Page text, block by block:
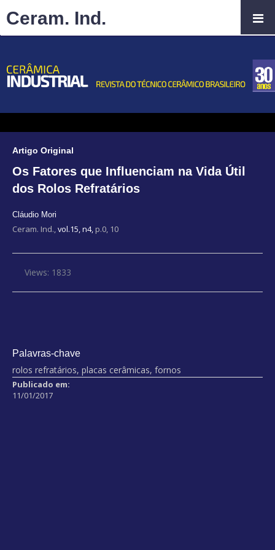
Artigo Original
Os Fatores que Influenciam na Vida Útil
dos Rolos Refratários
Cláudio Mori
Ceram. Ind.,vol.15, n4, p.0, 10
Views: 1833
Palavras-chave
rolos refratários, placas cerâmicas, fornos
Publicado em:
11/01/2017
Ceram. Ind.